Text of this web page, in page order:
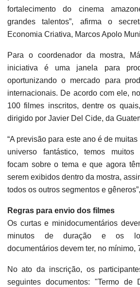
fortalecimento do cinema
grandes talentos”, afirma o
Economia Criativa, Marcos Apolo
Para o coordenador da mostra,
iniciativa é uma janela para
oportunizando o mercado para
internacionais. De acordo com ele,
100 filmes inscritos, dentre os
dirigido por Javier Del Cide, da
“A previsão para este ano é de
universo fantástico, temos muitos
focam sobre o tema e que agora
serem exibidos dentro da mostra,
todos os outros segmentos e
Regras para envio dos filmes
Os curtas e minidocumentários
minutos de duração e os
documentários devem ter, no mínimo,
No ato da inscrição, os
seguintes documentos: "Termo de